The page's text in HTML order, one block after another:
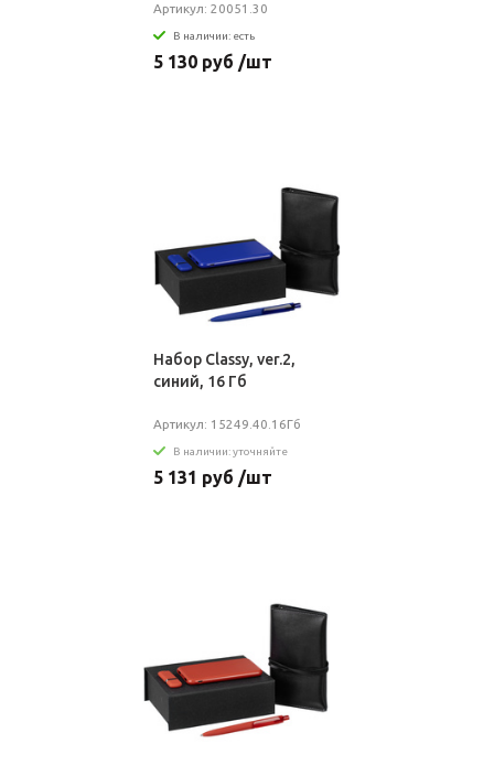
Артикул: 20051.30
В наличии: есть
5 130 руб /шт
Набор Classy, ver.2,
синий, 16 Гб
Артикул: 15249.40.16Гб
В наличии: уточняйте
5 131 руб /шт